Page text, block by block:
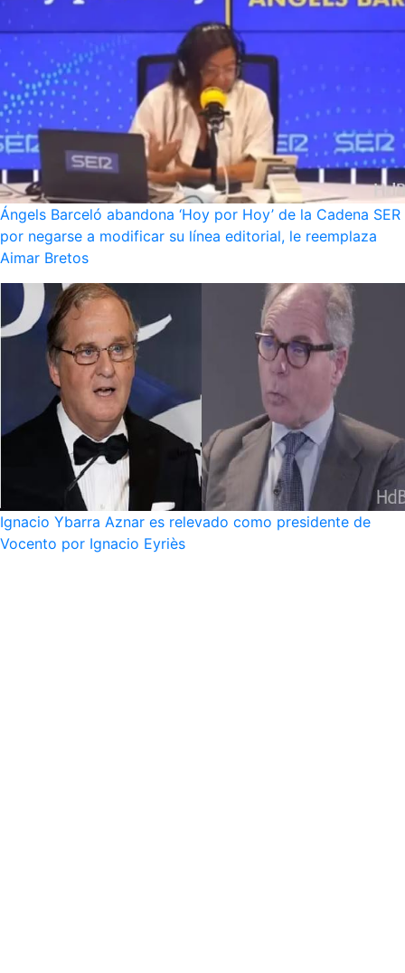
Ángels Barceló abandona ‘Hoy por Hoy’ de la Cadena SER
por negarse a modificar su línea editorial, le reemplaza
Aimar Bretos
Ignacio Ybarra Aznar es relevado como presidente de
Vocento por Ignacio Eyriès